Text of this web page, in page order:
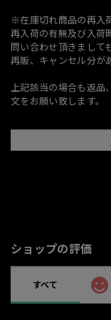
※在庫切れ商品の再入
再入荷の有無及び入荷
問い合わせ頂きまして
再販、キャンセル分が
上記該当の場合も返
文をお願い致します。
ショップの評価
すべて